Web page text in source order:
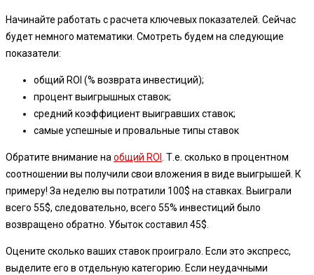
Начинайте работать с расчета ключевых показателей. Сейчас
будет немного математики. Смотреть будем на следующие
показатели:
общий ROI (% возврата инвестиций);
процент выигрышных ставок;
средний коэффициент выигравших ставок;
самые успешные и провальные типы ставок
Обратите внимание на общий ROI
. Т.е. сколько в процентном
соотношении вы получили свои вложения в виде выигрышей. К
примеру! За неделю вы потратили 100$ на ставках. Выиграли
всего 55$, следовательно, всего 55% инвестиций было
возвращено обратно. Убыток составил 45$.
Оцените сколько ваших ставок проиграло. Если это экспресс,
выделите его в отдельную категорию. Если неудачными